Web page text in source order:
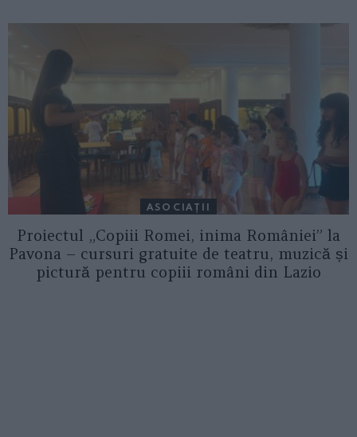
ASOCIAŢII
Proiectul „Copiii Romei, inima României” la
Pavona – cursuri gratuite de teatru, muzică și
pictură pentru copiii români din Lazio